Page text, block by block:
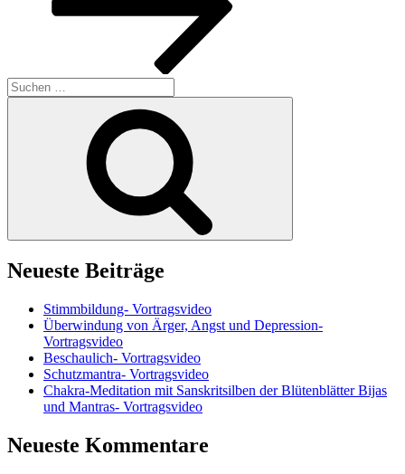
Suchen
nach:
Neueste Beiträge
Stimmbildung- Vortragsvideo
Überwindung von Ärger, Angst und Depression-
Vortragsvideo
Beschaulich- Vortragsvideo
Schutzmantra- Vortragsvideo
Chakra-Meditation mit Sanskritsilben der Blütenblätter Bijas
und Mantras- Vortragsvideo
Neueste Kommentare